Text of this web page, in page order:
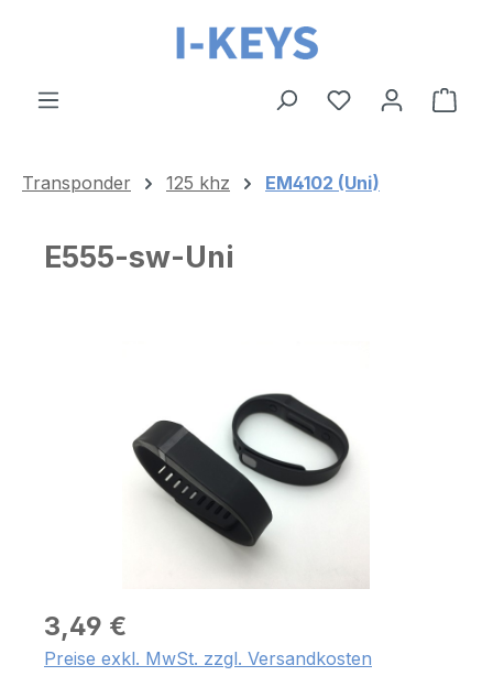
Zum Hauptinhalt springen
Transponder 125 khz EM4102 (Uni)
E555-sw-Uni
3,49 €
Preise exkl. MwSt. zzgl. Versandkosten